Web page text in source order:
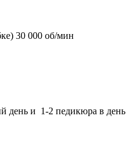
30 000 об/мин
день и 1-2 педикюра в день